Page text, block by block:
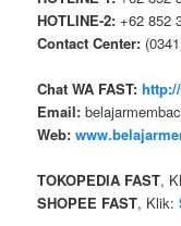
HOTLINE-2: +62 852
Contact Center:
Chat WA FAST:
Email:
Web:
TOKOPEDIA FAST,
SHOPEE FAST, Klik: